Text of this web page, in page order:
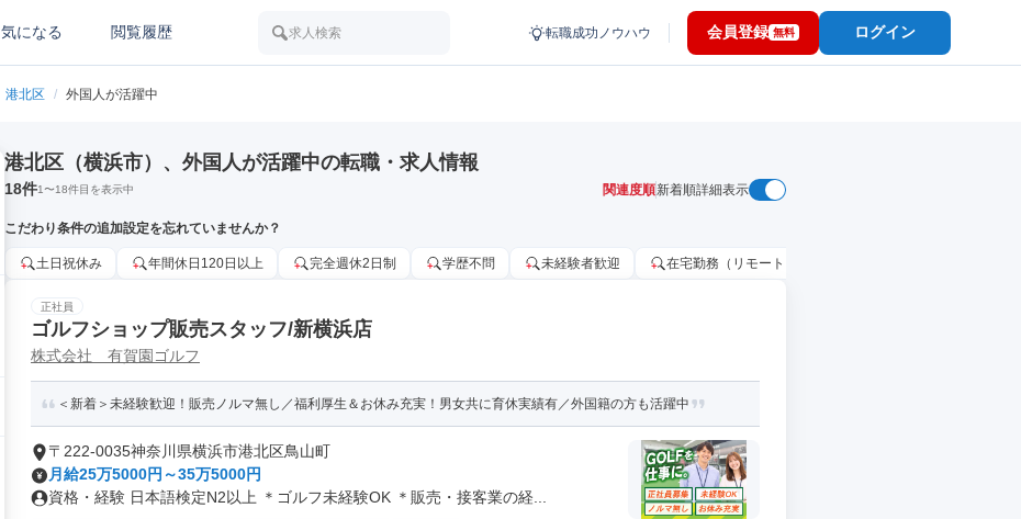
気になる 閲覧履歴 求人検索 転職成功ノウハウ 会員登録 無料 ログイン
港北区 / 外国人が活躍中
港北区（横浜市）、外国人が活躍中の転職・求人情報
18件1〜18件目を表示中 関連度順新着順詳細表示
こだわり条件の追加設定を忘れていませんか？
土日祝休み 年間休日120日以上 完全週休2日制 学歴不問 未経験者歓迎 在宅勤務（リモートワーク）OK
正社員
ゴルフショップ販売スタッフ/新横浜店
株式会社 有賀園ゴルフ
＜新着＞未経験歓迎！販売ノルマ無し／福利厚生＆お休み充実！男女共に育休実績有／外国籍の方も活躍中
〒222-0035神奈川県横浜市港北区鳥山町
月給25万5000円～35万5000円
資格・経験 日本語検定N2以上 ＊ゴルフ未経験OK ＊販売・接客業の経...